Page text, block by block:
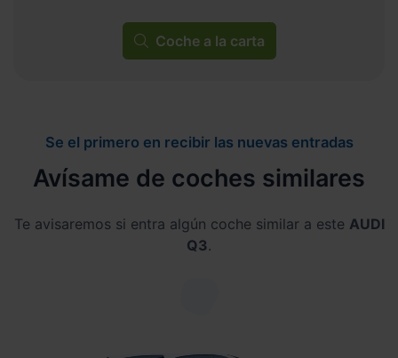
Coche a la carta
Se el primero en recibir las nuevas entradas
Avísame de coches similares
Te avisaremos si entra algún coche similar a este AUDI
Q3.